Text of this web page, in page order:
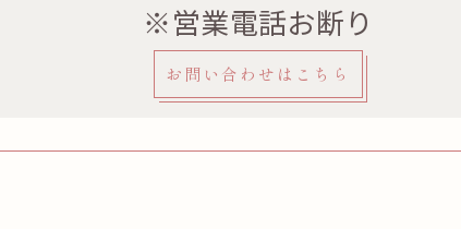
※営業電話お断り
お問い合わせはこちら